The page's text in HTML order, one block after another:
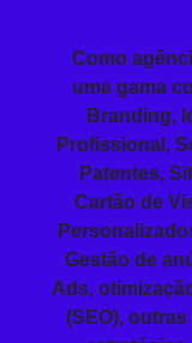
Como
uma gama
Branding,
Profissional,
Patentes,
Cartão de
Gestão de
Ads,
(SEO), outras